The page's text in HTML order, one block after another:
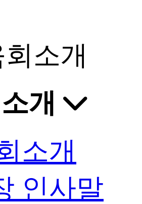
소개
개
소개
인사말